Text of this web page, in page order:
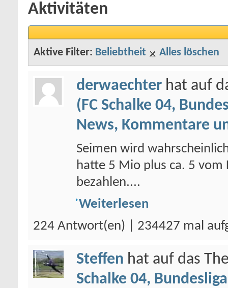
Aktivitäten
Aktive Filter: Beliebtheit Alles löschen
derwaechter hat auf
(FC Schalke 04,
News, Kommentare
Seimen wird
hatte 5 Mio plus ca. 5
bezahlen....
Weiterlesen
224 Antwort(en) | 234427 mal
Steffen hat auf das
Schalke 04,